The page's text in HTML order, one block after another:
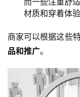
材质和穿着体验
商家可以根据这些特
品和推广。